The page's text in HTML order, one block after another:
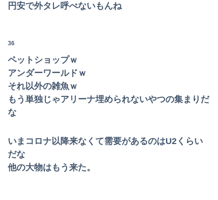
円安で外タレ呼べないもんね
36
ペットショップｗ
アンダーワールドｗ
それ以外の雑魚ｗ
もう単独じゃアリーナ埋められないやつの集まりだ
な
いまコロナ以降来なくて需要があるのはU2くらい
だな
他の大物はもう来た。